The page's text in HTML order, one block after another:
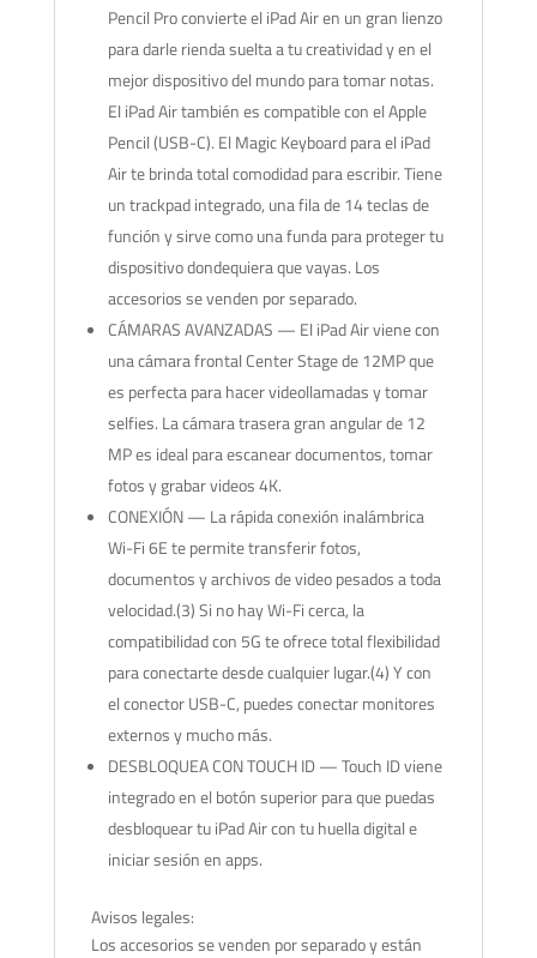
Pencil Pro convierte el iPad Air en un gran lienzo
para darle rienda suelta a tu creatividad y en el
mejor dispositivo del mundo para tomar notas.
El iPad Air también es compatible con el Apple
Pencil (USB-C). El Magic Keyboard para el iPad
Air te brinda total comodidad para escribir. Tiene
un trackpad integrado, una fila de 14 teclas de
función y sirve como una funda para proteger tu
dispositivo dondequiera que vayas. Los
accesorios se venden por separado.
CÁMARAS AVANZADAS — El iPad Air viene con
una cámara frontal Center Stage de 12MP que
es perfecta para hacer videollamadas y tomar
selfies. La cámara trasera gran angular de 12
MP es ideal para escanear documentos, tomar
fotos y grabar videos 4K.
CONEXIÓN — La rápida conexión inalámbrica
Wi-Fi 6E te permite transferir fotos,
documentos y archivos de video pesados a toda
velocidad.(3) Si no hay Wi-Fi cerca, la
compatibilidad con 5G te ofrece total flexibilidad
para conectarte desde cualquier lugar.(4) Y con
el conector USB-C, puedes conectar monitores
externos y mucho más.
DESBLOQUEA CON TOUCH ID — Touch ID viene
integrado en el botón superior para que puedas
desbloquear tu iPad Air con tu huella digital e
iniciar sesión en apps.
Avisos legales:
Los accesorios se venden por separado y están